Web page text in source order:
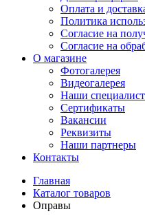
Оплата и
Политика
Согласие на
Согласие на
О магазине
Фотогалерея
Видеогалерея
Наши
Сертификаты
Вакансии
Реквизиты
Наши партнеры
Контакты
Главная
Каталог товаров
Оправы